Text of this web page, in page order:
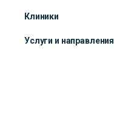
Клиники
Услуги и направления